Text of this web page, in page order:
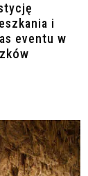
i
eventu w